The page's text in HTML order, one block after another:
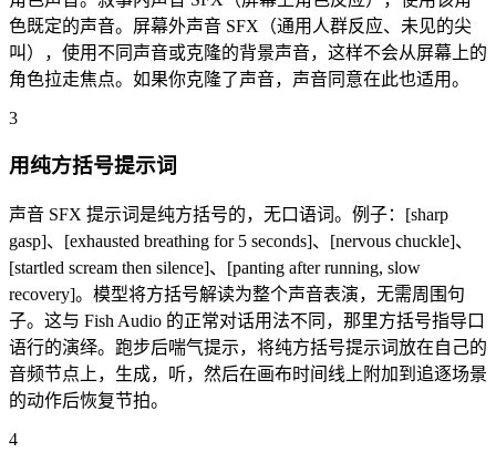
色既定的声音。屏幕外声音 SFX（通用人群反应、未见的尖
叫），使用不同声音或克隆的背景声音，这样不会从屏幕上的
角色拉走焦点。如果你克隆了声音，声音同意在此也适用。
3
用纯方括号提示词
声音 SFX 提示词是纯方括号的，无口语词。例子：[sharp
gasp]、[exhausted breathing for 5 seconds]、[nervous chuckle]、
[startled scream then silence]、[panting after running, slow
recovery]。模型将方括号解读为整个声音表演，无需周围句
子。这与 Fish Audio 的正常对话用法不同，那里方括号指导口
语行的演绎。跑步后喘气提示，将纯方括号提示词放在自己的
音频节点上，生成，听，然后在画布时间线上附加到追逐场景
的动作后恢复节拍。
4